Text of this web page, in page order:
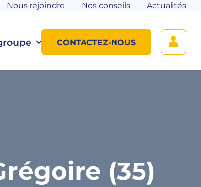
Nous rejoindre Nos conseils Actualités
CONTACTEZ-NOUS
(35)